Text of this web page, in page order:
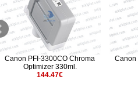
Canon PFI-3300CO Chroma
Optimizer 330ml.
144.47€
Canon